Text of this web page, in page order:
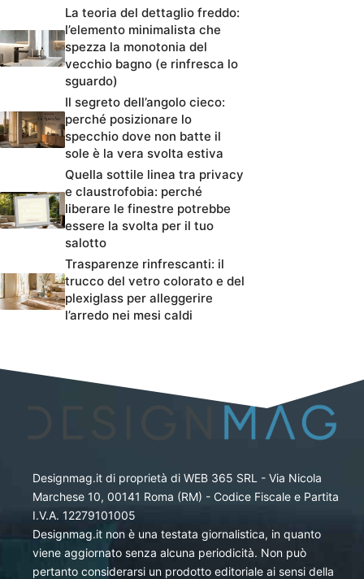
La teoria del dettaglio freddo:
l’elemento minimalista che
spezza la monotonia del
vecchio bagno (e rinfresca lo
sguardo)
Il segreto dell’angolo cieco:
perché posizionare lo
specchio dove non batte il
sole è la vera svolta estiva
Quella sottile linea tra privacy
e claustrofobia: perché
liberare le finestre potrebbe
essere la svolta per il tuo
salotto
Trasparenze rinfrescanti: il
trucco del vetro colorato e del
plexiglass per alleggerire
l’arredo nei mesi caldi
Designmag.it di proprietà di WEB 365 SRL - Via Nicola
Marchese 10, 00141 Roma (RM) - Codice Fiscale e Partita
I.V.A. 12279101005
Designmag.it non è una testata giornalistica, in quanto
viene aggiornato senza alcuna periodicità. Non può
pertanto considerarsi un prodotto editoriale ai sensi della